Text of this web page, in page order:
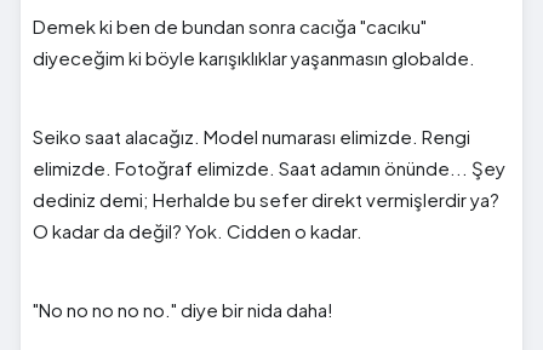
Demek ki ben de bundan sonra cacığa "cacıku"
diyeceğim ki böyle karışıklıklar yaşanmasın globalde.
Seiko saat alacağız. Model numarası elimizde. Rengi
elimizde. Fotoğraf elimizde. Saat adamın önünde... Şey
dediniz demi; Herhalde bu sefer direkt vermişlerdir ya?
O kadar da değil? Yok. Cidden o kadar.
"No no no no no." diye bir nida daha!